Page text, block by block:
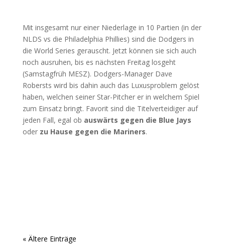
Mit insgesamt nur einer Niederlage in 10 Partien (in der
NLDS vs die Philadelphia Phillies) sind die Dodgers in
die World Series gerauscht. Jetzt können sie sich auch
noch ausruhen, bis es nächsten Freitag losgeht
(Samstagfrüh MESZ). Dodgers-Manager Dave
Robersts wird bis dahin auch das Luxusproblem gelöst
haben, welchen seiner Star-Pitcher er in welchem Spiel
zum Einsatz bringt. Favorit sind die Titelverteidiger auf
jeden Fall, egal ob auswärts gegen die Blue Jays
oder zu Hause gegen die Mariners.
« Ältere Einträge